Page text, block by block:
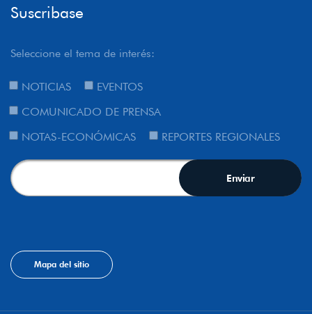
Suscribase
Seleccione el tema de interés:
NOTICIAS
EVENTOS
COMUNICADO DE PRENSA
NOTAS-ECONÓMICAS
REPORTES REGIONALES
Mapa del sitio